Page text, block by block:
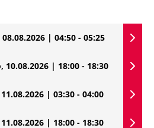
08.08.2026 | 04:50 - 05:25
10.08.2026 | 18:00 - 18:30
| 03:30 - 04:00
| 18:00 - 18:30